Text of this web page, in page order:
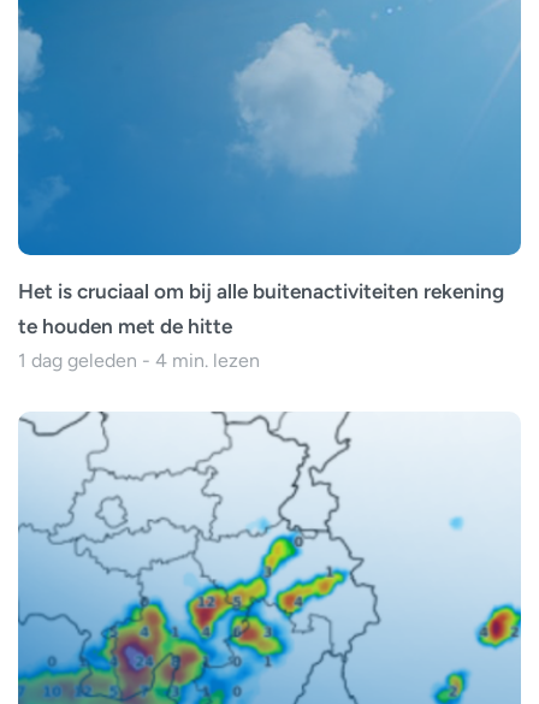
Het is cruciaal om bij alle buitenactiviteiten rekening
te houden met de hitte
1 dag geleden - 4 min. lezen